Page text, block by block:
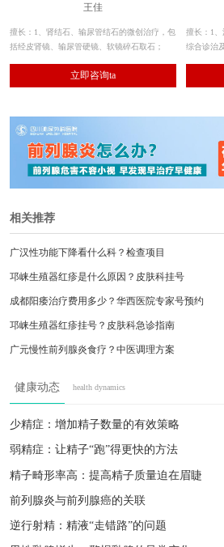
王佳
擅长：1、肾结石、输尿管结石的微创治疗，包
括经皮肾镜、输尿管硬镜、软镜碎石取石；
立即咨询ta
擅长：1
综合诊治
相关推荐
广汉性功能下降看什么科？检查项目
邛崃生殖器红疹是什么原因？皮肤科挂号
成都阳痿治疗费用多少？华西医院专家号预约
邛崃生殖器红疹挂号？皮肤科急诊指南
广元慢性前列腺炎食疗？中医调理方案
彭州尿道口流脓？抗生素选择指南
广元慢性前列腺炎症状？中医调理方案
泸州尿道刺痛流脓？24小时急诊处理
健康动态 health dynamics
少精症：增加精子数量的有效策略
弱精症：让精子“跑”得更快的方法
精子畸形率高：提高精子质量迫在眉睫
前列腺炎与前列腺癌的关联
逆行射精：精液“走错路”的问题